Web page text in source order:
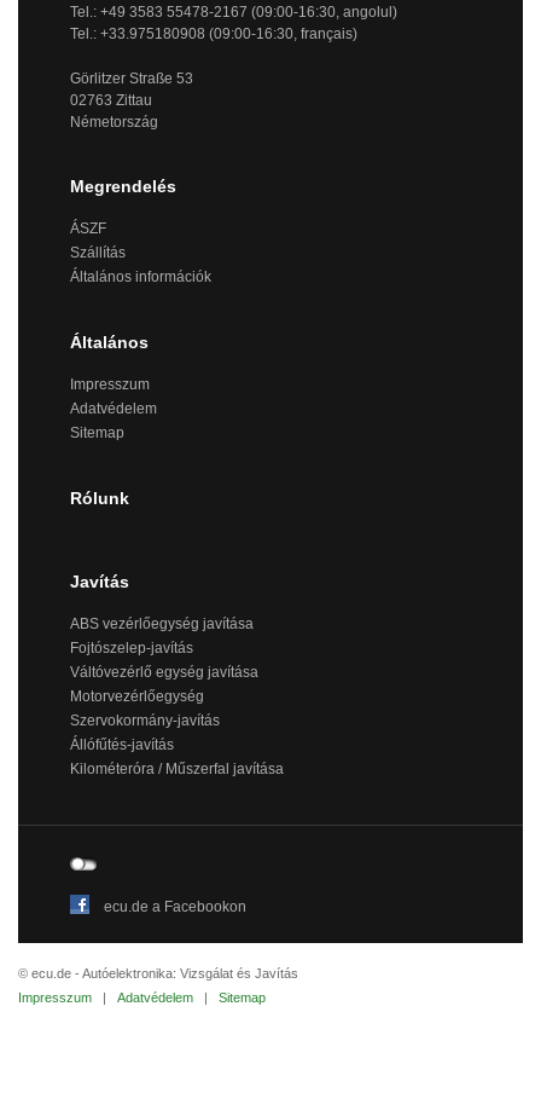
Tel.: +49 3583 55478-2167 (09:00-16:30, angolul)
Tel.: +33.975180908 (09:00-16:30, français)
Görlitzer Straße 53
02763 Zittau
Németország
Megrendelés
ÁSZF
Szállítás
Általános információk
Általános
Impresszum
Adatvédelem
Sitemap
Rólunk
Javítás
ABS vezérlőegység javítása
Fojtószelep-javítás
Váltóvezérlő egység javítása
Motorvezérlőegység
Szervokormány-javítás
Állófűtés-javítás
Kilométeróra / Műszerfal javítása
ecu.de a Facebookon
© ecu.de - Autóelektronika: Vizsgálat és Javítás
Impresszum
| Adatvédelem | Sitemap